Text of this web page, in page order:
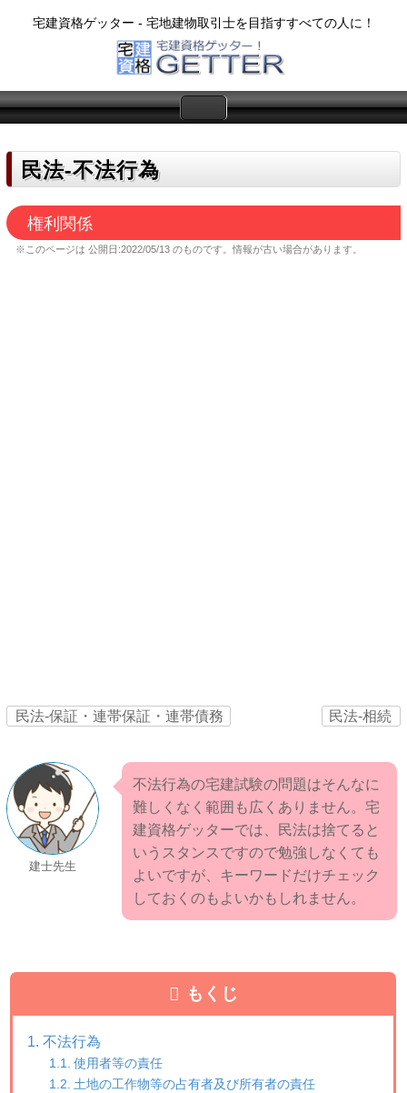
宅建資格ゲッター - 宅地建物取引士を目指すすべての人に！
民法‐不法行為
権利関係
※このページは 公開日:2022/05/13のものです。情報が古い場合があります。
民法‐相続
民法‐保証・連帯保証・連帯債務
建士先生
不法行為の宅建試験の問題はそんなに
難しくなく範囲も広くありません。宅
建資格ゲッターでは、民法は捨てると
いうスタンスですので勉強しなくても
よいですが、キーワードだけチェック
しておくのもよいかもしれません。
もくじ
不法行為
使用者等の責任
土地の工作物等の占有者及び所有者の責任